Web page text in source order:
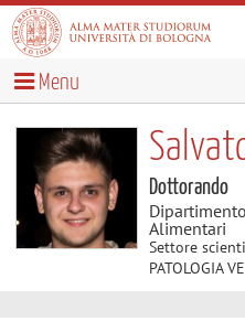
Menu
Dottorando
Alimentari
Settore
PATOLOGIA